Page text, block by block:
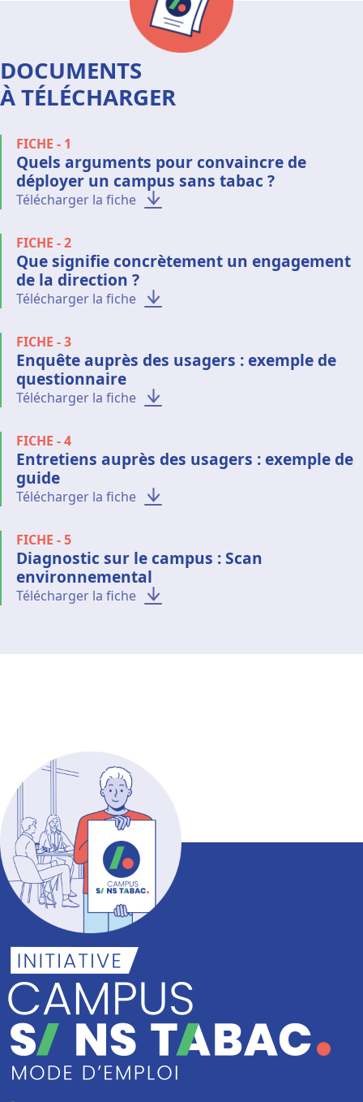
DOCUMENTS
À TÉLÉCHARGER
FICHE - 1
Quels arguments pour convaincre de
déployer un campus sans tabac ?
Télécharger la fiche
FICHE - 2
Que signifie concrètement un engagement
de la direction ?
Télécharger la fiche
FICHE - 3
Enquête auprès des usagers : exemple de
questionnaire
Télécharger la fiche
FICHE - 4
Entretiens auprès des usagers : exemple de
guide
Télécharger la fiche
FICHE - 5
Diagnostic sur le campus : Scan
environnemental
Télécharger la fiche